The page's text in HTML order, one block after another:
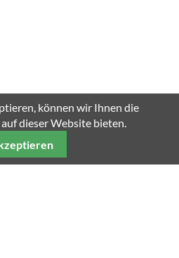
können wir Ihnen die
dieser Website bieten.